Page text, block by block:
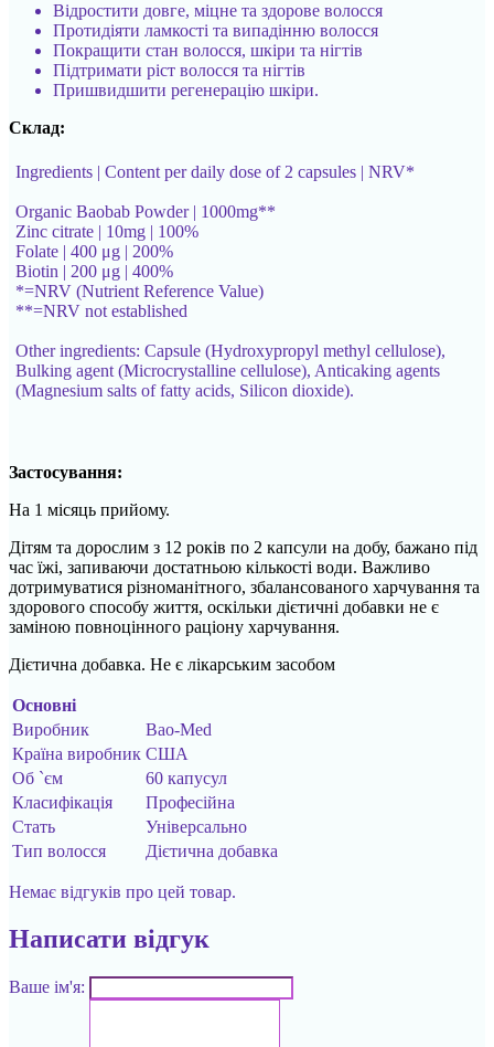
Відростити довге, міцне та здорове волосся
Протидіяти ламкості та випадінню волосся
Покращити стан волосся, шкіри та нігтів
Підтримати ріст волосся та нігтів
Пришвидшити регенерацію шкіри.
Склад:
Ingredients | Content per daily dose of 2 capsules | NRV*
Organic Baobab Powder | 1000mg**
Zinc citrate | 10mg | 100%
Folate | 400 μg | 200%
Biotin | 200 μg | 400%
*=NRV (Nutrient Reference Value)
**=NRV not established
Other ingredients: Capsule (Hydroxypropyl methyl cellulose),
Bulking agent (Microcrystalline cellulose), Anticaking agents
(Magnesium salts of fatty acids, Silicon dioxide).
Застосування:
На 1 місяць прийому.
Дітям та дорослим з 12 років по 2 капсули на добу, бажано під
час їжі, запиваючи достатньою кількості води. Важливо
дотримуватися різноманітного, збалансованого харчування та
здорового способу життя, оскільки дієтичні добавки не є
заміною повноцінного раціону харчування.
Дієтична добавка. Не є лікарським засобом
Основні
Виробник
Bao-Med
Країна виробник США
Об `єм
60 капусул
Класифікація
Професійна
Стать
Універсально
Тип волосся
Дієтична добавка
Немає відгуків про цей товар.
Написати відгук
Ваше ім'я: